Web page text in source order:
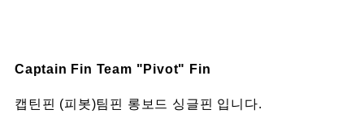
Captain Fin Team "Pivot" Fin
캡틴핀 (피봇)팀핀 롱보드 싱글핀 입니다.